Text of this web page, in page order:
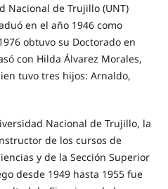
Nacional de Trujillo (UNT)
en el año 1946 como
obtuvo su Doctorado en
con Hilda Álvarez Morales,
tuvo tres hijos: Arnaldo,
Nacional de Trujillo, la
de los cursos de
y de la Sección Superior
desde 1949 hasta 1955 fue